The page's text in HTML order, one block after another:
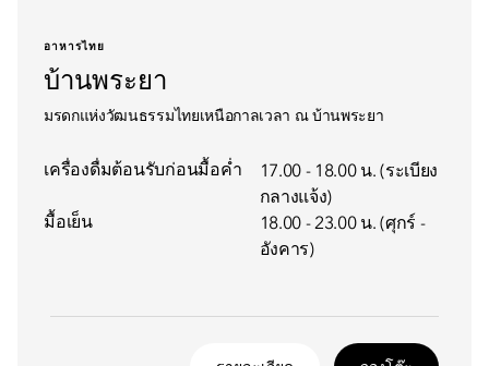
อาหารไทย
บ้านพระยา
มรดกแห่งวัฒนธรรมไทยเหนือกาลเวลา ณ บ้านพระยา
เครื่องดื่มต้อนรับก่อนมื้อค่ำ
17.00 - 18.00 น. (ระเบียง
กลางแจ้ง)
มื้อเย็น
18.00 - 23.00 น. (ศุกร์ -
อังคาร)